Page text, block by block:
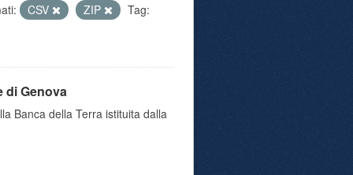
CSV ZIP Tag:
di Genova
Banca della Terra istituita dalla